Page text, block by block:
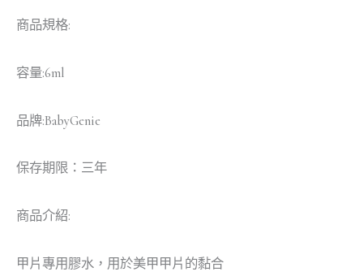
商品規格:
容量:6ml
品牌:BabyGenie
保存期限：三年
商品介紹:
甲片專用膠水，用於美甲甲片的黏合